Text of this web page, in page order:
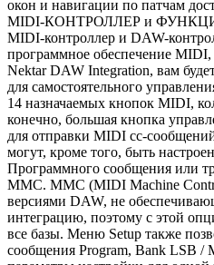
окон и навигации по патчам
MIDI-КОНТРОЛЛЕР и ФУНКЦИИ
MIDI-контроллер и DAW-
программное обеспечение MIDI,
Nektar DAW Integration, вам
для самостоятельного
14 назначаемых кнопок MIDI,
конечно, большая кнопка
для отправки MIDI cc-
могут, кроме того, быть
Программного сообщения или
MMC. MMC (MIDI Machine
версиями DAW, не
интеграцию, поэтому с этой
все базы. Меню Setup также
сообщения Program, Bank LSB /